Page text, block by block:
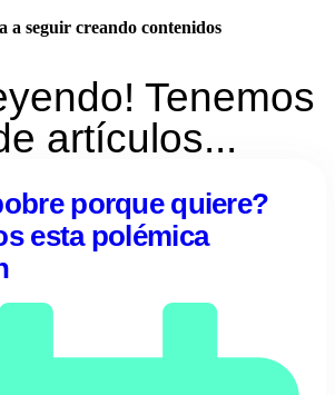
a seguir creando contenidos
Tenemos
artículos...
porque quiere?
esta polémica